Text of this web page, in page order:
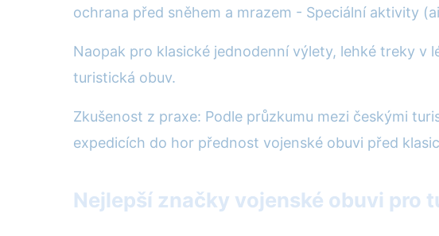
ochrana před sněhem a mrazem - Speciální aktivity
Naopak pro klasické jednodenní výlety, lehké treky v
turistická obuv.
Zkušenost z praxe: Podle průzkumu mezi českými
expedicích do hor přednost vojenské obuvi před
Nejlepší značky vojenské obuvi pro